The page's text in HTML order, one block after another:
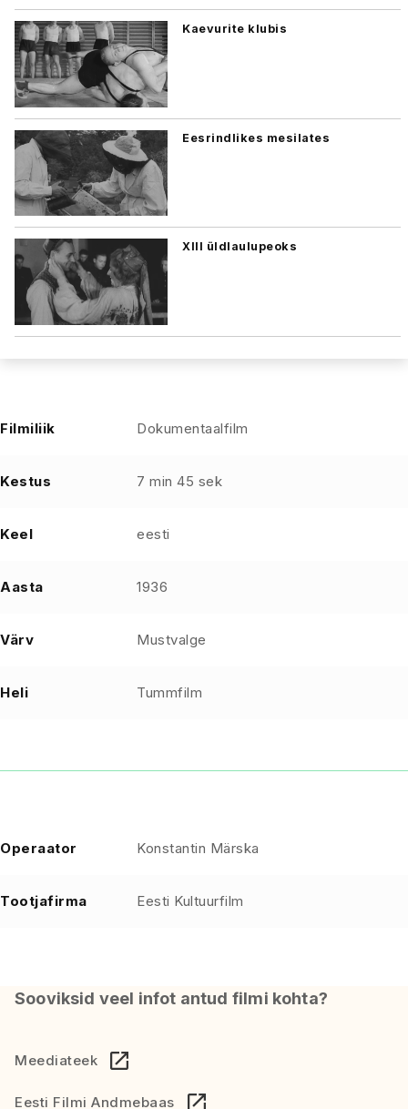
Kaevurite klubis
Eesrindlikes mesilates
XIII üldlaulupeoks
Filmiliik Dokumentaalfilm
Kestus 7 min 45 sek
Keel eesti
Aasta 1936
Värv Mustvalge
Heli Tummfilm
Operaator Konstantin Märska
Tootjafirma Eesti Kultuurfilm
Sooviksid veel infot antud filmi kohta?
Meediateek
Eesti Filmi Andmebaas